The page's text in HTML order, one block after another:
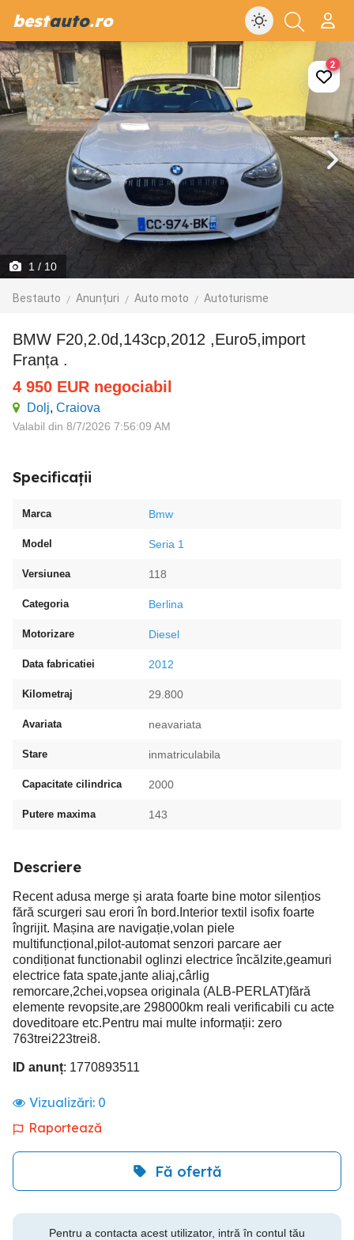
bestauto.ro
1 / 10
Bestauto Anunțuri Auto moto Autoturisme
2
BMW F20,2.0d,143cp,2012 ,Euro5,import
Franța .
4 950 EUR negociabil
Dolj, Craiova
Valabil din 8/7/2026 7:56:09 AM
Specificații
Marca Bmw
Model Seria 1
Versiunea 118
Categoria Berlina
Motorizare Diesel
Data fabricatiei 2012
Kilometraj 29.800
Avariata neavariata
Stare inmatriculabila
Capacitate cilindrica 2000
Putere maxima 143
Descriere
Recent adusa merge și arata foarte bine motor silențios
fără scurgeri sau erori în bord.Interior textil isofix foarte
îngrijit. Mașina are navigație,volan piele
multifuncțional,pilot-automat senzori parcare aer
condiționat functionabil oglinzi electrice încălzite,geamuri
electrice fata spate,jante aliaj,cârlig
remorcare,2chei,vopsea originala (ALB-PERLAT)fără
elemente revopsite,are 298000km reali verificabili cu acte
doveditoare etc.Pentru mai multe informații: zero
763trei223trei8.
ID anunț: 1770893511
Vizualizări: 0
Raportează
Fă ofertă
Pentru a contacta acest utilizator, intră în contul tău